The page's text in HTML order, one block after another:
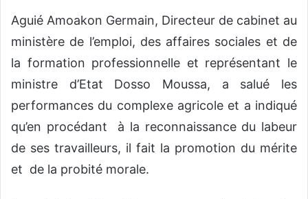
Aguié Amoakon Germain, Directeur de cabinet au
ministère de l’emploi, des affaires sociales et de
la formation professionnelle et représentant le
ministre d’Etat Dosso Moussa, a salué les
performances du complexe agricole et a indiqué
qu’en procédant à la reconnaissance du labeur
de ses travailleurs, il fait la promotion du mérite
et de la probité morale.